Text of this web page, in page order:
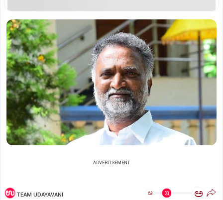
ADVERTISEMENT
TEAM UDAYAVANI ಅ ಅ